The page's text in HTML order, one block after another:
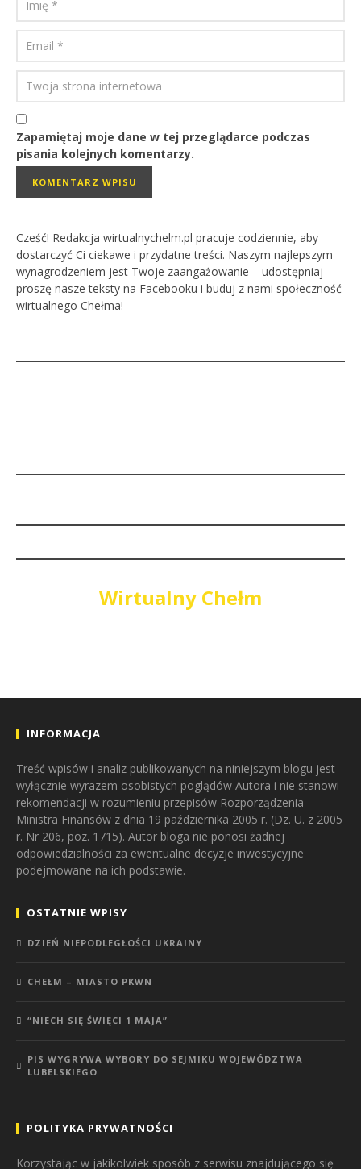
Zapamiętaj moje dane w tej przeglądarce podczas
pisania kolejnych komentarzy.
Cześć! Redakcja wirtualnychelm.pl pracuje codziennie, aby
dostarczyć Ci ciekawe i przydatne treści. Naszym najlepszym
wynagrodzeniem jest Twoje zaangażowanie – udostępniaj
proszę nasze teksty na Facebooku i buduj z nami społeczność
wirtualnego Chełma!
Wirtualny Chełm
INFORMACJA
Treść wpisów i analiz publikowanych na niniejszym blogu jest
wyłącznie wyrazem osobistych poglądów Autora i nie stanowi
rekomendacji w rozumieniu przepisów Rozporządzenia
Ministra Finansów z dnia 19 października 2005 r. (Dz. U. z 2005
r. Nr 206, poz. 1715). Autor bloga nie ponosi żadnej
odpowiedzialności za ewentualne decyzje inwestycyjne
podejmowane na ich podstawie.
OSTATNIE WPISY
DZIEŃ NIEPODLEGŁOŚCI UKRAINY
CHEŁM – MIASTO PKWN
“NIECH SIĘ ŚWIĘCI 1 MAJA”
PIS WYGRYWA WYBORY DO SEJMIKU WOJEWÓDZTWA
LUBELSKIEGO
POLITYKA PRYWATNOŚCI
Korzystając w jakikolwiek sposób z serwisu znajdującego się